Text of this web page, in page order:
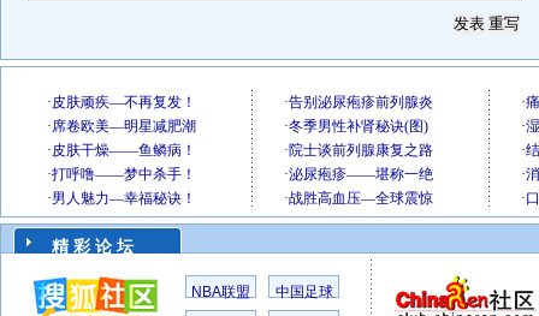
精 彩 论 坛
NBA联盟 中国足球